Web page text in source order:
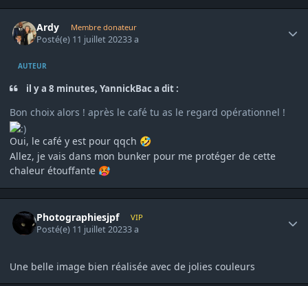
Ardy Membre donateur
Posté(e) 11 juillet 20233 a
AUTEUR
il y a 8 minutes, YannickBac a dit :
Bon choix alors ! après le café tu as le regard opérationnel !
Oui, le café y est pour qqch 🤣
Allez, je vais dans mon bunker pour me protéger de cette
chaleur étouffante 🥵
Photographiesjpf VIP
Posté(e) 11 juillet 20233 a
Une belle image bien réalisée avec de jolies couleurs